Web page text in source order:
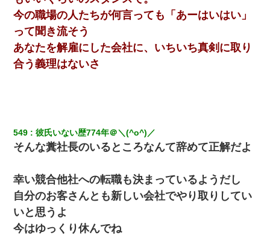
今の職場の人たちが何言っても「あーはいはい」
って聞き流そう
あなたを解雇にした会社に、いちいち真剣に取り
合う義理はないさ
549 彼氏いない歴774年＠＼(^o^)／
そんな糞社長のいるところなんて辞めて正解だよ
幸い競合他社への転職も決まっているようだし
自分のお客さんとも新しい会社でやり取りしてい
いと思うよ
今はゆっくり休んでね